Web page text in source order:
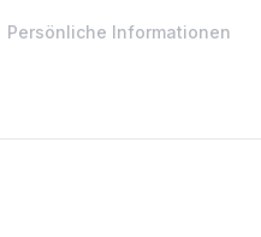
Persönliche Informationen